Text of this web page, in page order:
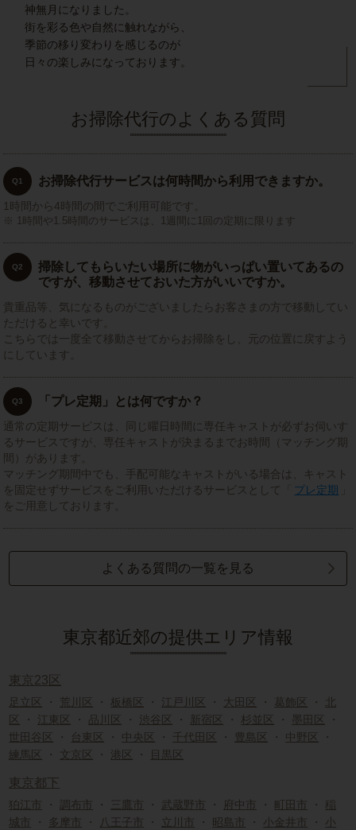
神無月になりました。
街を彩る色や自然に触れながら、
季節の移り変わりを感じるのが
日々の楽しみになっております。
お掃除代行のよくある質問
Q1 お掃除代行サービスは何時間から利用できますか。
1時間から4時間の間でご利用可能です。
1時間や1.5時間のサービスは、1週間に1回の定期に限ります
Q2
掃除してもらいたい場所に物がいっぱい置いてあるの
ですが、移動させておいた方がいいですか。
貴重品等、気になるものがございましたらお客さまの方で移動してい
ただけると幸いです。
こちらでは一度全て移動させてからお掃除をし、元の位置に戻すよう
にしています。
Q3 「プレ定期」とは何ですか？
通常の定期サービスは、同じ曜日時間に専任キャストが必ずお伺いす
るサービスですが、専任キャストが決まるまでお時間（マッチング期
間）があります。
マッチング期間中でも、手配可能なキャストがいる場合は、キャスト
を固定せずサービスをご利用いただけるサービスとして「
プレ定期
をご用意しております。
よくある質問の一覧を見る
東京都近郊の提供エリア情報
東京23区
足立区 ・ 荒川区 ・板橋区 ・ 江戸川区 ・ 大田区 ・ 葛飾区 ・
北
区
・ 江東区 ・ 品川区 ・ 渋谷区 ・ 新宿区 ・杉並区 ・ 墨田区
・
世田谷区
・ 台東区 ・ 中央区 ・ 千代田区 ・ 豊島区 ・ 中野区
・
練馬区
・ 文京区 ・ 港区 ・ 目黒区
東京都下
狛江市 ・ 調布市 ・ 三鷹市 ・ 武蔵野市 ・ 府中市 ・ 町田市 ・ 稲
城市
・ 多摩市 ・ 八王子市 ・ 立川市 ・ 昭島市 ・ 小金井市 ・ 小